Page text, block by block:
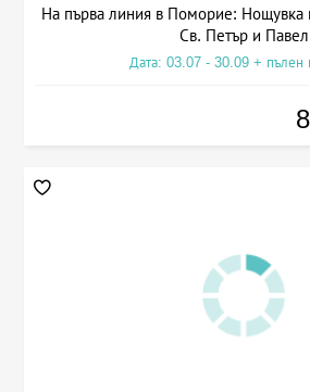
На първа линия в Поморие: Нощувка
Св. Петър и Павел
Дата: 03.07 - 30.09 + пълен